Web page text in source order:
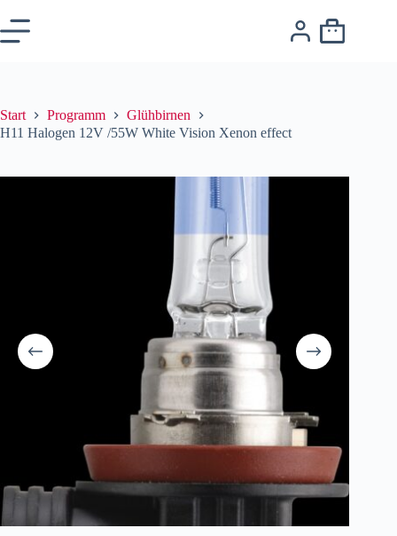
Start Programm
Glühbirnen
H11 Halogen 12V /55W White Vision Xenon effect